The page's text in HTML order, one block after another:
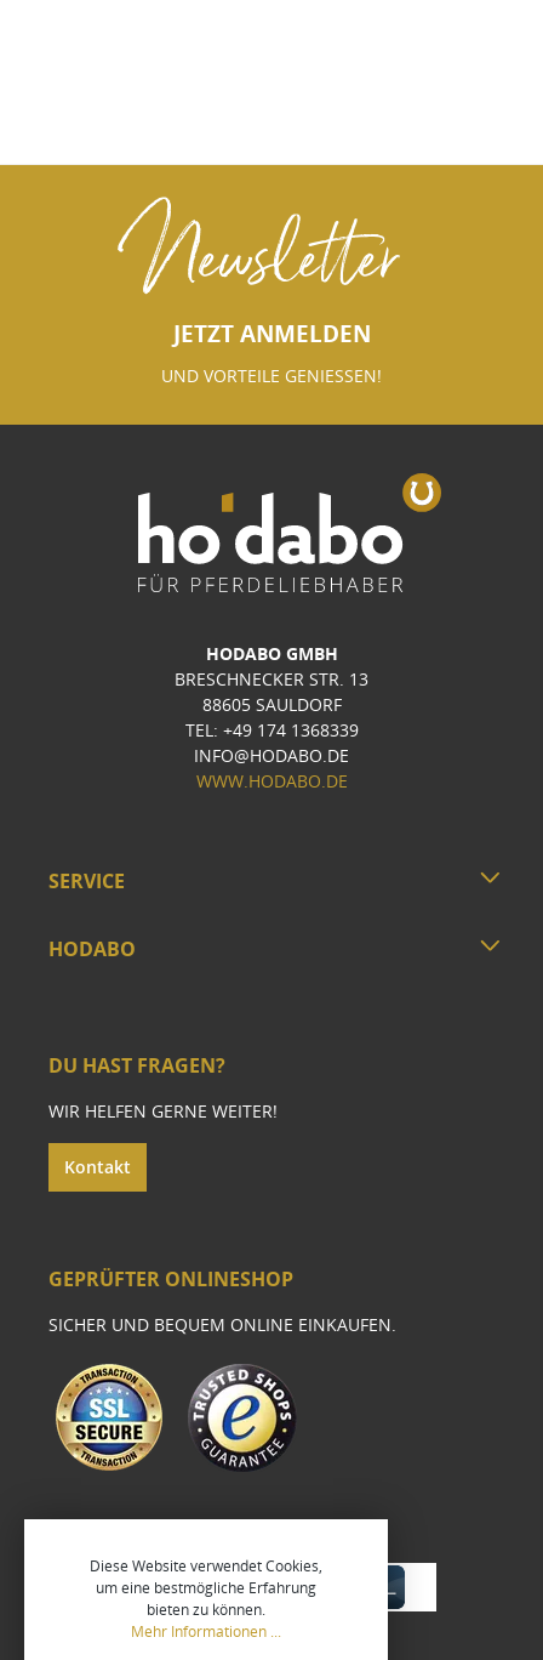
Newsletter
JETZT ANMELDEN
UND VORTEILE GENIESSEN!
HODABO GMBH
BRESCHNECKER STR. 13
88605 SAULDORF
TEL: +49 174 1368339
INFO@HODABO.DE
WWW.HODABO.DE
SERVICE
HODABO
DU HAST FRAGEN?
WIR HELFEN GERNE WEITER!
Kontakt
GEPRÜFTER ONLINESHOP
SICHER UND BEQUEM ONLINE EINKAUFEN.
Diese Website verwendet Cookies,
um eine bestmögliche Erfahrung
bieten zu können.
Mehr Informationen ...